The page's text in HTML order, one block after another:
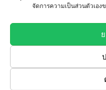
จัดการความเป็นส่วนตัวเอง
เสื้อที